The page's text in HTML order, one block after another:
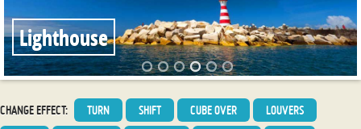
Lighthouse
CHANGE EFFECT: TURN SHIFT CUBE OVER
LOUVERS